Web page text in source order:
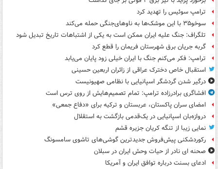
ترامپ سوئیس را تهدید کرد
سوخو۳۵ با این موشک‌ها به ناوهای‌جنگی حمله می‌کند
تلگراف: جنگ علیه ایران ممکن است به یکی از اشتباهات تاریخ تبدیل شود
گربه جریان برق شهرستان فریمان را قطع کرد
ترامپ: فکر می‌کنم جنگ با ایران خیلی زود پایان می‌یابد
استقبال خاص دخترک عراقی از زائران اربعین حسینی
درگیر شدن گردشگر اسپانیایی با نظامی صهیونیست
افشاگری برادرزاده ترامپ: تمام تصمیم‌هایش از روی ترس است
امضای سران پاکستان، عربستان و ترکیه برای «دفاع جمعی»
دروازه‌بان اسپانیایی در یک‌قدمی بازگشت به استقلال
نمایی زیبا از تنگه کریان جزیره قشم
رکوردشکنی پیش‌فروش جدیدترین گوشی‌های تاشوی سامسونگ
صحنه ای نادر از حیات وحش ایران در سبلان
ادعای بسنت درباره توافق ایران و آمریکا